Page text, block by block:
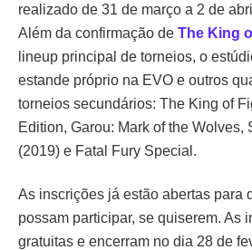
realizado de 31 de março a 2 de
Além da confirmação de The King
lineup principal de torneios, o
estande próprio na EVO e outros
torneios secundários: The King of
Edition, Garou: Mark of the Wolves,
(2019) e Fatal Fury Special.
As inscrições já estão abertas para
possam participar, se quiserem. As
gratuitas e encerram no dia 28 de